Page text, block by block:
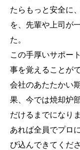
たらもっと安全に
を、先輩や上司が
た。
この手厚いサポー
事を覚えることが
会社のあたたかい
果、今では焼却炉
だけるまでになり
あれば全員でプロ
び込んできてくだ